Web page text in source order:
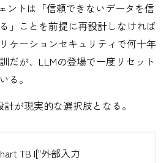
ントは「信頼できないデータを信
」ことを前提に再設計しなければ
ケーションセキュリティで何十年
だが、LLMの登場で一度リセット
る。
が現実的な選択肢となる。
TB I["外部入力